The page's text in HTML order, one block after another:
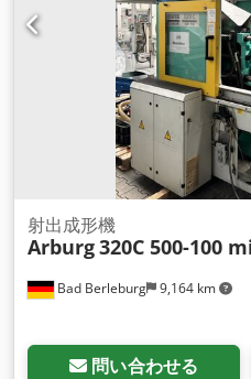
Bad Berleburg 9,164 km
射出成形機
Arburg320C 500-100
問い合わせる